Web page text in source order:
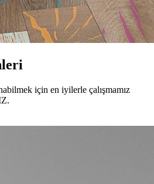
için en iyilerle çalışmamız